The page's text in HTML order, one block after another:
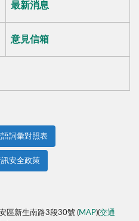
最新消息
意見信箱
語詞彙對照表
安全政策
區新生南路3段30號 (MAP)(交通